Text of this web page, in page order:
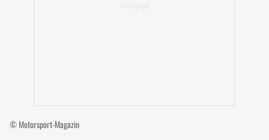
© Motorsport-Magazin